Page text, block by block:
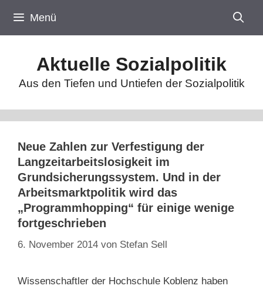
Inhalt
springen
Menü
Aktuelle Sozialpolitik
Aus den Tiefen und Untiefen der Sozialpolitik
Neue Zahlen zur Verfestigung der
Langzeitarbeitslosigkeit im
Grundsicherungssystem. Und in der
Arbeitsmarktpolitik wird das
„Programmhopping“ für einige wenige
fortgeschrieben
6. November 2014 von Stefan Sell
Wissenschaftler der Hochschule Koblenz haben